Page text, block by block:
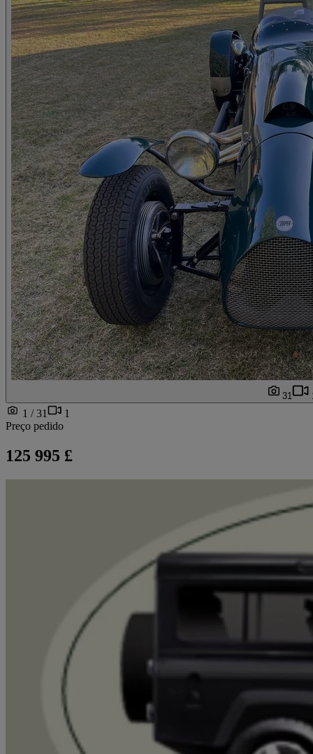
31
1 / 31
1
Preço pedido
125 995 £